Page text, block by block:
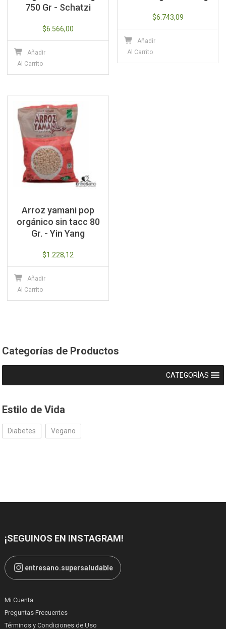
750 Gr - Schatzi
$6.566,00
Añadir
Al Carrito
$6.743,09
Añadir
Al Carrito
Arroz yamani pop
orgánico sin tacc 80
Gr. - Yin Yang
$1.228,12
Añadir
Al Carrito
Categorías de Productos
CATEGORÍAS
Estilo de Vida
Diabetes Vegano
¡SEGUINOS EN INSTAGRAM!
entresano.supersaludable
Mi Cuenta
Preguntas Frecuentes
Términos y Condiciones de Uso